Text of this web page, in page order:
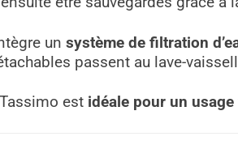
un système de filtration
passent au lave-
est idéale pour un usage